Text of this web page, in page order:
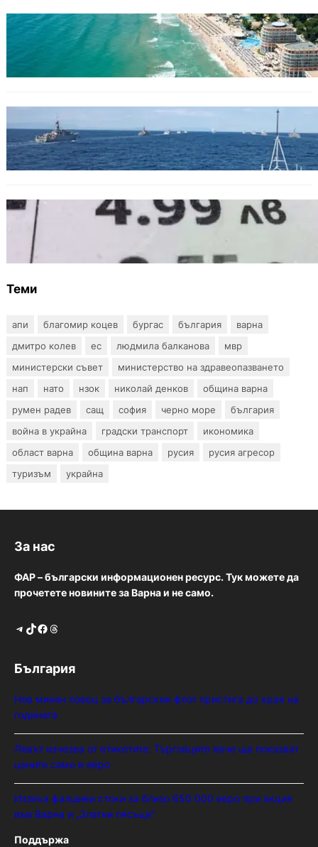
ИКОНОМИКА
Интерактивна карта показва всички водни
бази по Черноморието
Нов минен ловец за българския флот
пристига до края на годината
БЪЛГАРИЯ
Левът изчезва от етикетите: Търговците
Теми
апи благомир коцев бургас българия
варна
дмитро колев
ес людмила балканова
мвр
министерски съвет
министерство на здравеопазването
нап
нато нзок николай денков
община варна
румен радев
сащ софия черно море
българия
война в украйна
градски транспорт
икономика
област варна
община варна русия
русия агресор
туризъм
украйна
За нас
ФАР – български информационен ресурс. Тук можете да
прочетете новините за Варна и не само.
Telegram TikTok Facebook Threads
България
Нов минен ловец за българския флот пристига до края на
годината
Левът изчезва от етикетите: Търговците вече ще показват
цените само в евро
Иззеха фалшиви стоки за близо 650 000 евро при акция
във Варна и „Златни пясъци“
Поддържа